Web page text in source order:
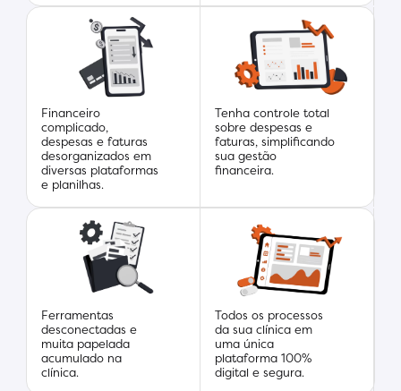
Financeiro
complicado,
despesas e faturas
desorganizados em
diversas plataformas
e planilhas.
Tenha controle total
sobre despesas e
faturas, simplificando
sua gestão
financeira.
Ferramentas
desconectadas e
muita papelada
acumulado na
clínica.
Todos os processos
da sua clínica em
uma única
plataforma 100%
digital e segura.